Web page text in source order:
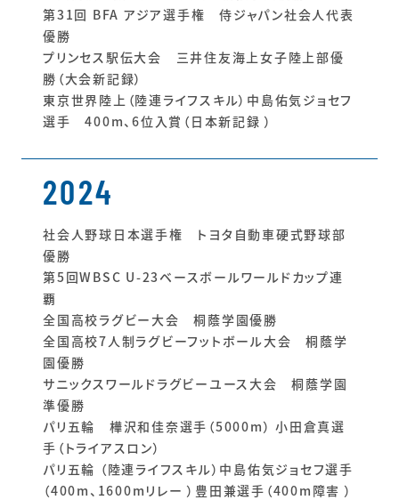
第31回 BFA アジア選手権 侍ジャパン社会人代表
優勝
プリンセス駅伝大会 三井住友海上女子陸上部優
勝（大会新記録）
東京世界陸上（陸連ライフスキル）中島佑気ジョセフ
選手 400m、6位入賞（日本新記録 ）
2024
社会人野球日本選手権 トヨタ自動車硬式野球部
優勝
第5回WBSC U-23ベースボールワールドカップ連
覇
全国高校ラグビー大会 桐蔭学園優勝
全国高校7人制ラグビーフットボール大会 桐蔭学
園優勝
サニックスワールドラグビーユース大会 桐蔭学園
準優勝
パリ五輪 樺沢和佳奈選手（5000m） 小田倉真選
手（トライアスロン）
パリ五輪 （陸連ライフスキル）中島佑気ジョセフ選手
（400m、1600mリレー ）豊田兼選手（400m障害 ）